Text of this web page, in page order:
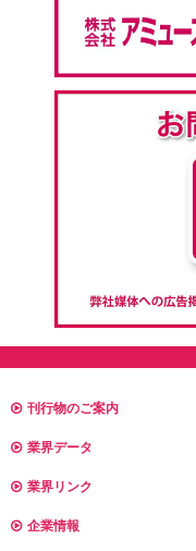
刊行物のご案内
業界データ
業界リンク
企業情報